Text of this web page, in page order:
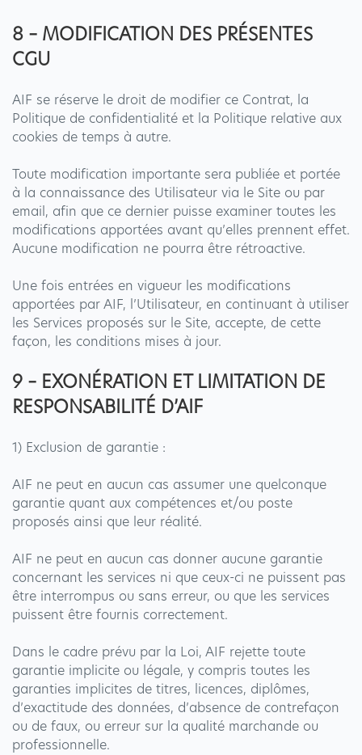
8 – MODIFICATION DES PRÉSENTES
CGU
AIF se réserve le droit de modifier ce Contrat, la
Politique de confidentialité et la Politique relative aux
cookies de temps à autre.
Toute modification importante sera publiée et portée
à la connaissance des Utilisateur via le Site ou par
email, afin que ce dernier puisse examiner toutes les
modifications apportées avant qu’elles prennent effet.
Aucune modification ne pourra être rétroactive.
Une fois entrées en vigueur les modifications
apportées par AIF, l’Utilisateur, en continuant à utiliser
les Services proposés sur le Site, accepte, de cette
façon, les conditions mises à jour.
9 – EXONÉRATION ET LIMITATION DE
RESPONSABILITÉ D’AIF
1) Exclusion de garantie :
AIF ne peut en aucun cas assumer une quelconque
garantie quant aux compétences et/ou poste
proposés ainsi que leur réalité.
AIF ne peut en aucun cas donner aucune garantie
concernant les services ni que ceux-ci ne puissent pas
être interrompus ou sans erreur, ou que les services
puissent être fournis correctement.
Dans le cadre prévu par la Loi, AIF rejette toute
garantie implicite ou légale, y compris toutes les
garanties implicites de titres, licences, diplômes,
d’exactitude des données, d’absence de contrefaçon
ou de faux, ou erreur sur la qualité marchande ou
professionnelle.